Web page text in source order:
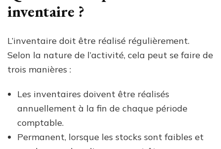
inventaire ?
L’inventaire doit être réalisé régulièrement.
Selon la nature de l’activité, cela peut se faire de
trois manières :
Les inventaires doivent être réalisés
annuellement à la fin de chaque période
comptable.
Permanent, lorsque les stocks sont faibles et